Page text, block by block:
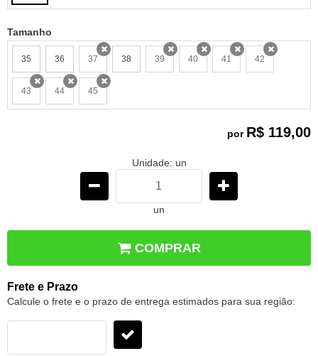
Tamanho
35 36 37 38 39x 40x 41x 42x
43x 44x 45x
por R$ 119,00
Unidade: un
un
COMPRAR
Frete e Prazo
Calcule o frete e o prazo de entrega estimados para sua região: